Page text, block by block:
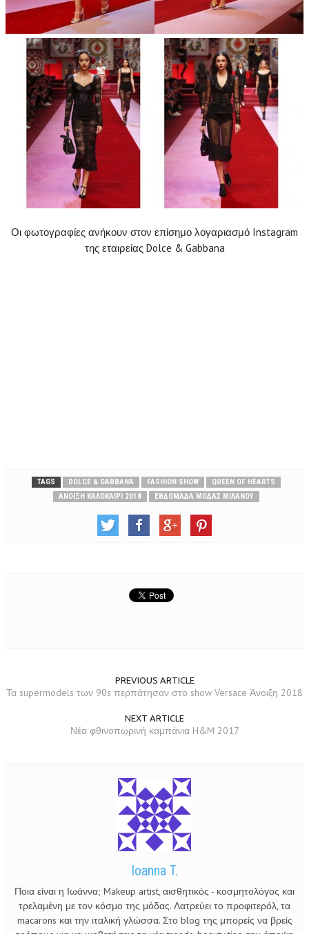
Οι φωτογραφίες ανήκουν στον επίσημο λογαριασμό Instagram
της εταιρείας Dolce & Gabbana
TAGS DOLCE & GABBANA FASHION SHOW
QUEEN OF HEARTS
ΑΝΟΙΞΗ ΚΑΛΟΚΑΊΡΙ 2018
ΕΒΔΟΜΆΔΑ ΜΌΔΑΣ ΜΙΛΆΝΟΥ
PREVIOUS ARTICLE
Τα supermodels των 90s περπάτησαν στο show Versace Άνοιξη 2018
NEXT ARTICLE
Νέα φθινοπωρινή καμπάνια H&M 2017
Ioanna T.
Ποια είναι η Ιωάννα; Makeup artist, αισθητικός - κοσμητολόγος και
τρελαμένη με τον κόσμο της μόδας. Λατρεύει το προφιτερόλ, τα
macarons και την ιταλική γλώσσα. Στο blog της μπορείς να βρείς